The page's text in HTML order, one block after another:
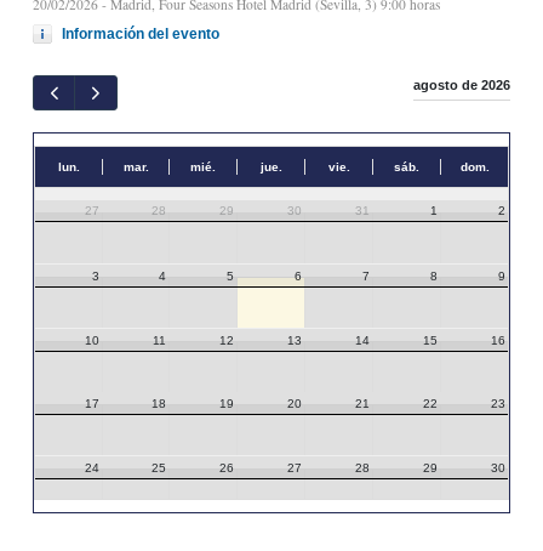
20/02/2026 - Madrid, Four Seasons Hotel Madrid (Sevilla, 3) 9:00 horas
Información del evento
agosto de 2026
lun. mar. mié. jue. vie. sáb. dom.
27 28 29 30 31 1 2
3 4 5 6 7 8 9
10 11 12 13 14 15 16
17 18 19 20 21 22 23
24 25 26 27 28 29 30